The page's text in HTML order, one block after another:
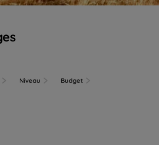
Niveau
Budget